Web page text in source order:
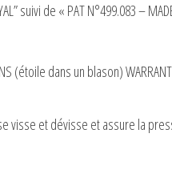
suivi de « PAT N°499.083 –
(étoile dans un blason)
visse et dévisse et assure la